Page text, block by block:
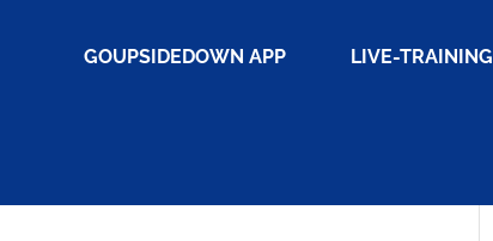
GOUPSIDEDOWN APP LIVE-TRAINING